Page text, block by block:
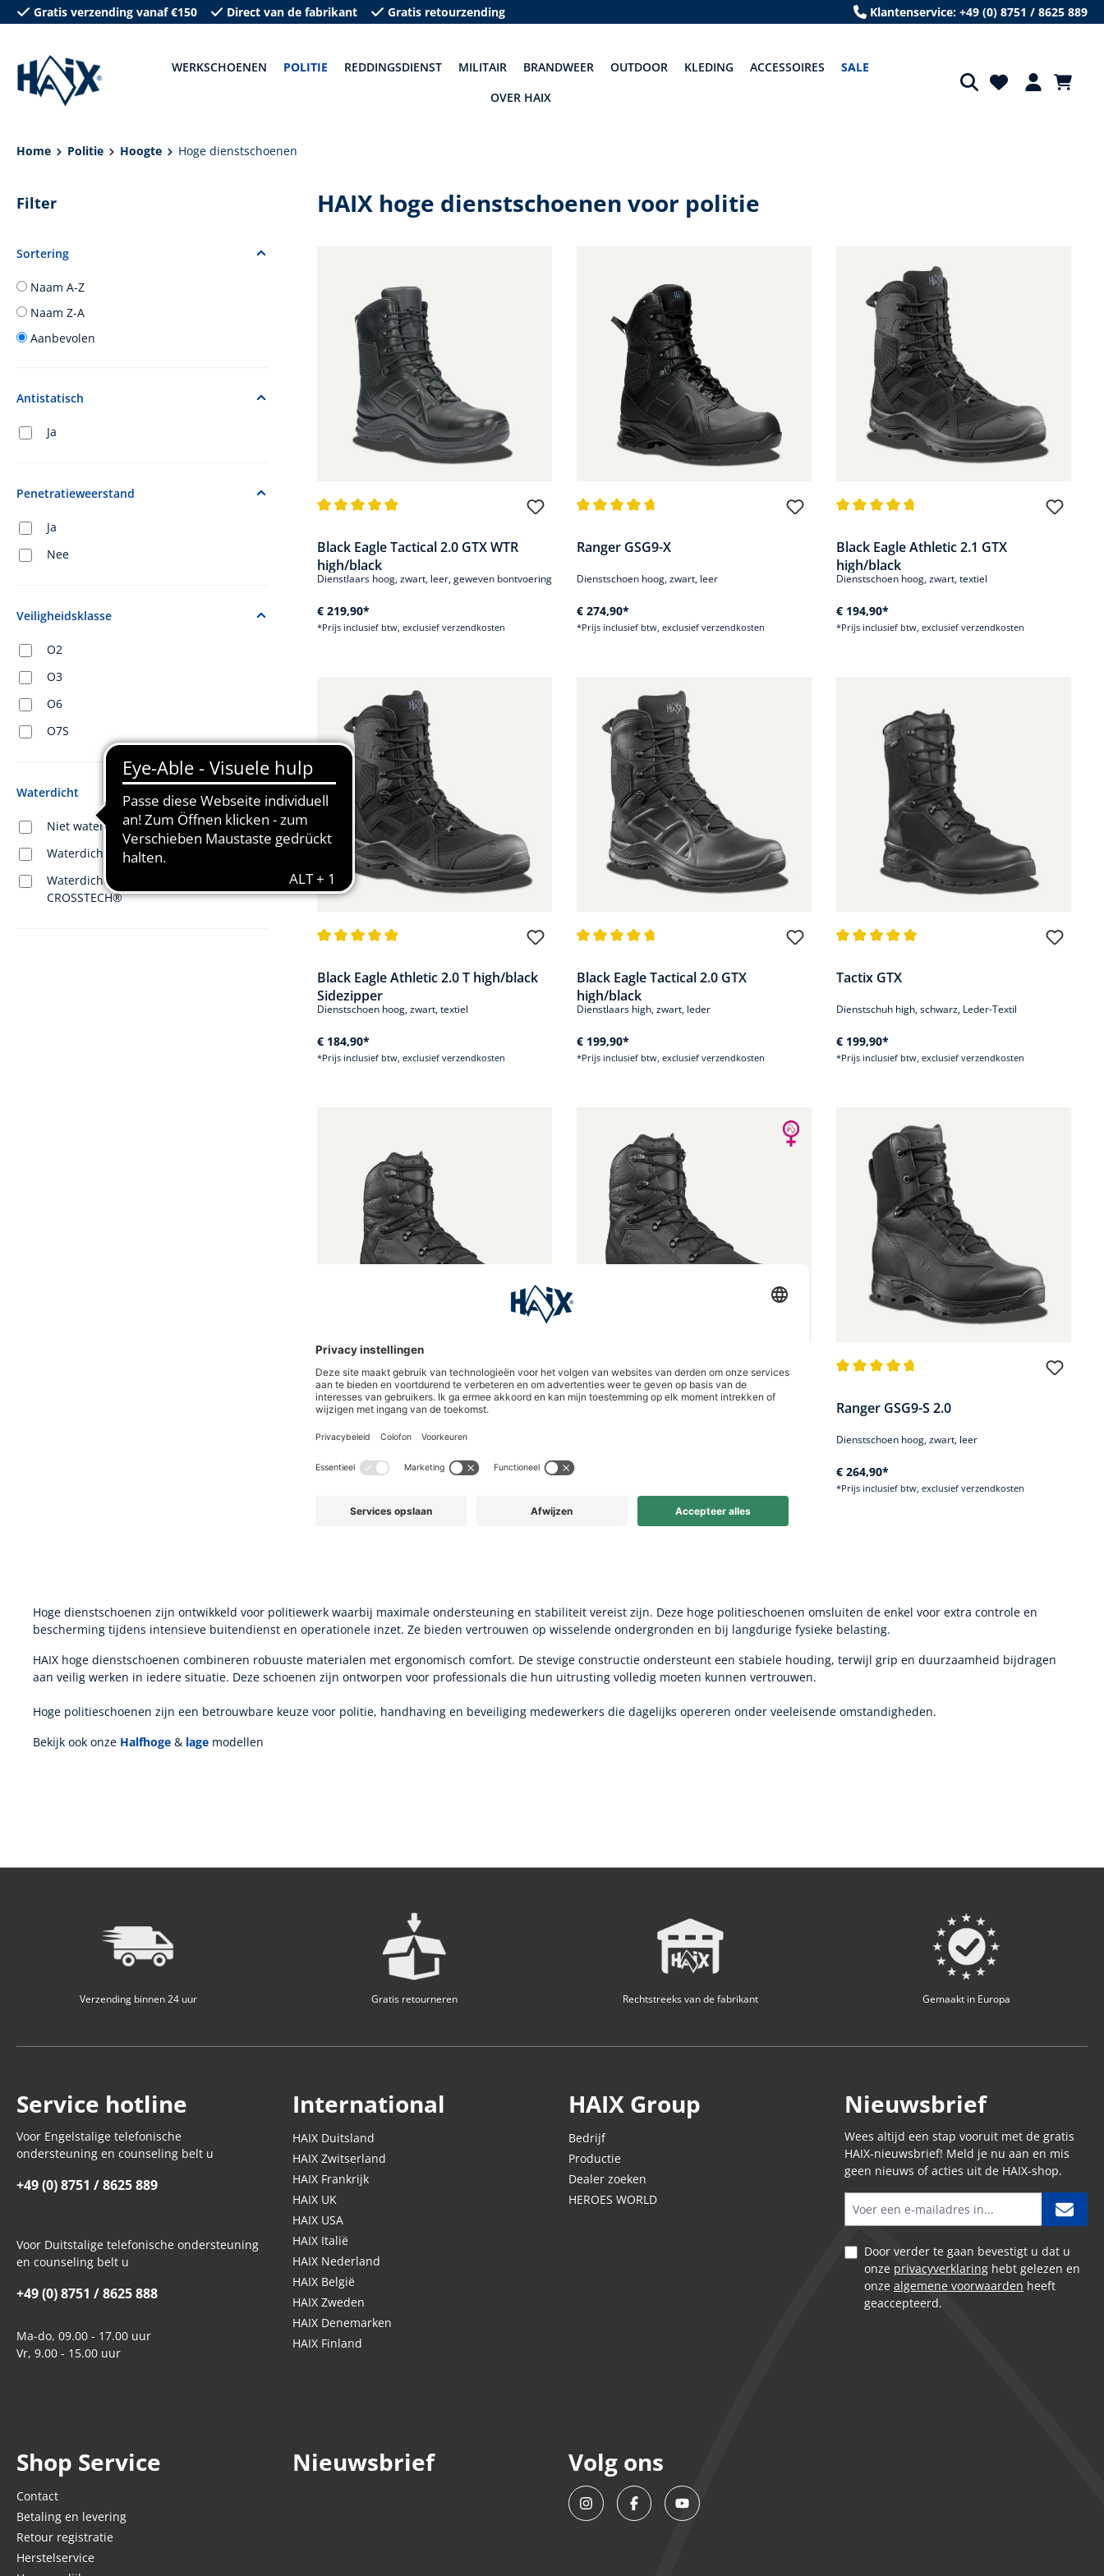
Ga naar de hoofdnavigatie
Gratis verzending vanaf €150 Direct van de fabrikant Gratis retourzending Klantenservice: +49 (0) 8751 / 8625 889
WERKSCHOENEN POLITIE REDDINGSDIENST MILITAIR BRANDWEER OUTDOOR KLEDING ACCESSOIRES
SALE
OVER HAIX
Home Politie Hoogte Hoge dienstschoenen
Filter
Sortering
Naam A-Z
Naam Z-A
Aanbevolen
Antistatisch
Ja
Penetratieweerstand
Ja
Nee
Veiligheidsklasse
O2
O3
O6
O7S
Waterdicht
Niet waterdicht
Waterdicht dankzij GORE-TEX®
Waterdicht door GORE-TEX
CROSSTECH®
HAIX hoge dienstschoenen voor politie
Black Eagle Tactical 2.0 GTX WTR
high/black
Dienstlaars hoog, zwart, leer, geweven bontvoering
€ 219,90*
*Prijs inclusief btw, exclusief verzendkosten
Ranger GSG9-X
Dienstschoen hoog, zwart, leer
€ 274,90*
*Prijs inclusief btw, exclusief verzendkosten
Black Eagle Athletic 2.1 GTX
high/black
Dienstschoen hoog, zwart, textiel
€ 194,90*
*Prijs inclusief btw, exclusief verzendkosten
Black Eagle Athletic 2.0 T high/black
Sidezipper
Dienstschoen hoog, zwart, textiel
€ 184,90*
*Prijs inclusief btw, exclusief verzendkosten
Black Eagle Tactical 2.0 GTX
high/black
Dienstlaars high, zwart, leder
€ 199,90*
*Prijs inclusief btw, exclusief verzendkosten
Tactix GTX
Dienstschuh high, schwarz, Leder-Textil
€ 199,90*
*Prijs inclusief btw, exclusief verzendkosten
Gemiddelde waardering van 4.9 van 5 sterren
Ranger BGS 2.0
Dienstschoen mid, zwart, leer
€ 269,90*
Gemiddelde waardering van 5 van 5 sterren
Ranger BGS 2.0 Ws Ranger GSG9-S 2.0
Dienstschoen hoog, zwart, leer
€ 264,90*
*Prijs inclusief btw, exclusief verzendkosten
Hoge dienstschoenen zijn ontwikkeld voor politiewerk waarbij maximale ondersteuning en stabiliteit vereist zijn. Deze hoge politieschoenen omsluiten de enkel voor extra controle en
bescherming tijdens intensieve buitendienst en operationele inzet. Ze bieden vertrouwen op wisselende ondergronden en bij langdurige fysieke belasting.
HAIX hoge dienstschoenen combineren robuuste materialen met ergonomisch comfort. De stevige constructie ondersteunt een stabiele houding, terwijl grip en duurzaamheid bijdragen
aan veilig werken in iedere situatie. Deze schoenen zijn ontworpen voor professionals die hun uitrusting volledig moeten kunnen vertrouwen.
Hoge politieschoenen zijn een betrouwbare keuze voor politie, handhaving en beveiliging medewerkers die dagelijks opereren onder veeleisende omstandigheden.
Bekijk ook onze Halfhoge & lage modellen
Verzending binnen 24 uur Gratis retourneren Rechtstreeks van de fabrikant Gemaakt in Europa
Service hotline
Voor Engelstalige telefonische
ondersteuning en counseling belt u
+49 (0) 8751 / 8625 889
Voor Duitstalige telefonische ondersteuning
en counseling belt u
+49 (0) 8751 / 8625 888
Ma-do, 09.00 - 17.00 uur
Vr, 9.00 - 15.00 uur
International
HAIX Duitsland
HAIX Zwitserland
HAIX Frankrijk
HAIX UK
HAIX USA
HAIX Italië
HAIX Nederland
HAIX België
HAIX Zweden
HAIX Denemarken
HAIX Finland
HAIX Group
Bedrijf
Productie
Dealer zoeken
HEROES WORLD
Shop Service
Contact
Betaling en levering
Retour registratie
Herstelservice
Nieuwsbrief Volg ons
Nieuwsbrief
Wees altijd een stap vooruit met de gratis
HAIX-nieuwsbrief! Meld je nu aan en mis
geen nieuws of acties uit de HAIX-shop.
Door verder te gaan bevestigt u dat u
onze privacyverklaring hebt gelezen en
onze algemene voorwaarden heeft
geaccepteerd.